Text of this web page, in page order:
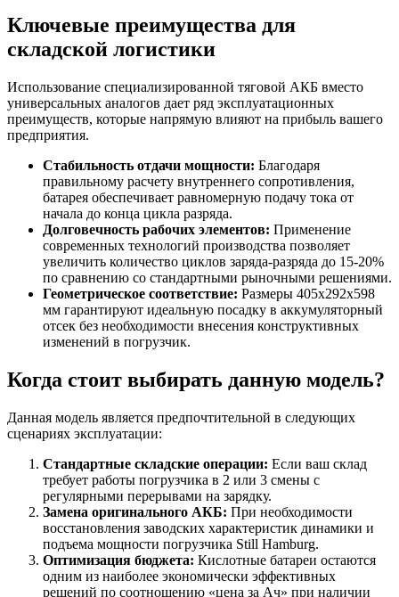
Ключевые преимущества для
складской логистики
Использование специализированной тяговой АКБ вместо
универсальных аналогов дает ряд эксплуатационных
преимуществ, которые напрямую влияют на прибыль вашего
предприятия.
Стабильность отдачи мощности: Благодаря
правильному расчету внутреннего сопротивления,
батарея обеспечивает равномерную подачу тока от
начала до конца цикла разряда.
Долговечность рабочих элементов: Применение
современных технологий производства позволяет
увеличить количество циклов заряда-разряда до 15-20%
по сравнению со стандартными рыночными решениями.
Геометрическое соответствие: Размеры 405x292x598
мм гарантируют идеальную посадку в аккумуляторный
отсек без необходимости внесения конструктивных
изменений в погрузчик.
Когда стоит выбирать данную модель?
Данная модель является предпочтительной в следующих
сценариях эксплуатации:
Стандартные складские операции: Если ваш склад
требует работы погрузчика в 2 или 3 смены с
регулярными перерывами на зарядку.
Замена оригинального АКБ: При необходимости
восстановления заводских характеристик динамики и
подъема мощности погрузчика Still Hamburg.
Оптимизация бюджета: Кислотные батареи остаются
одним из наиболее экономически эффективных
решений по соотношению «цена за Ач» при наличии